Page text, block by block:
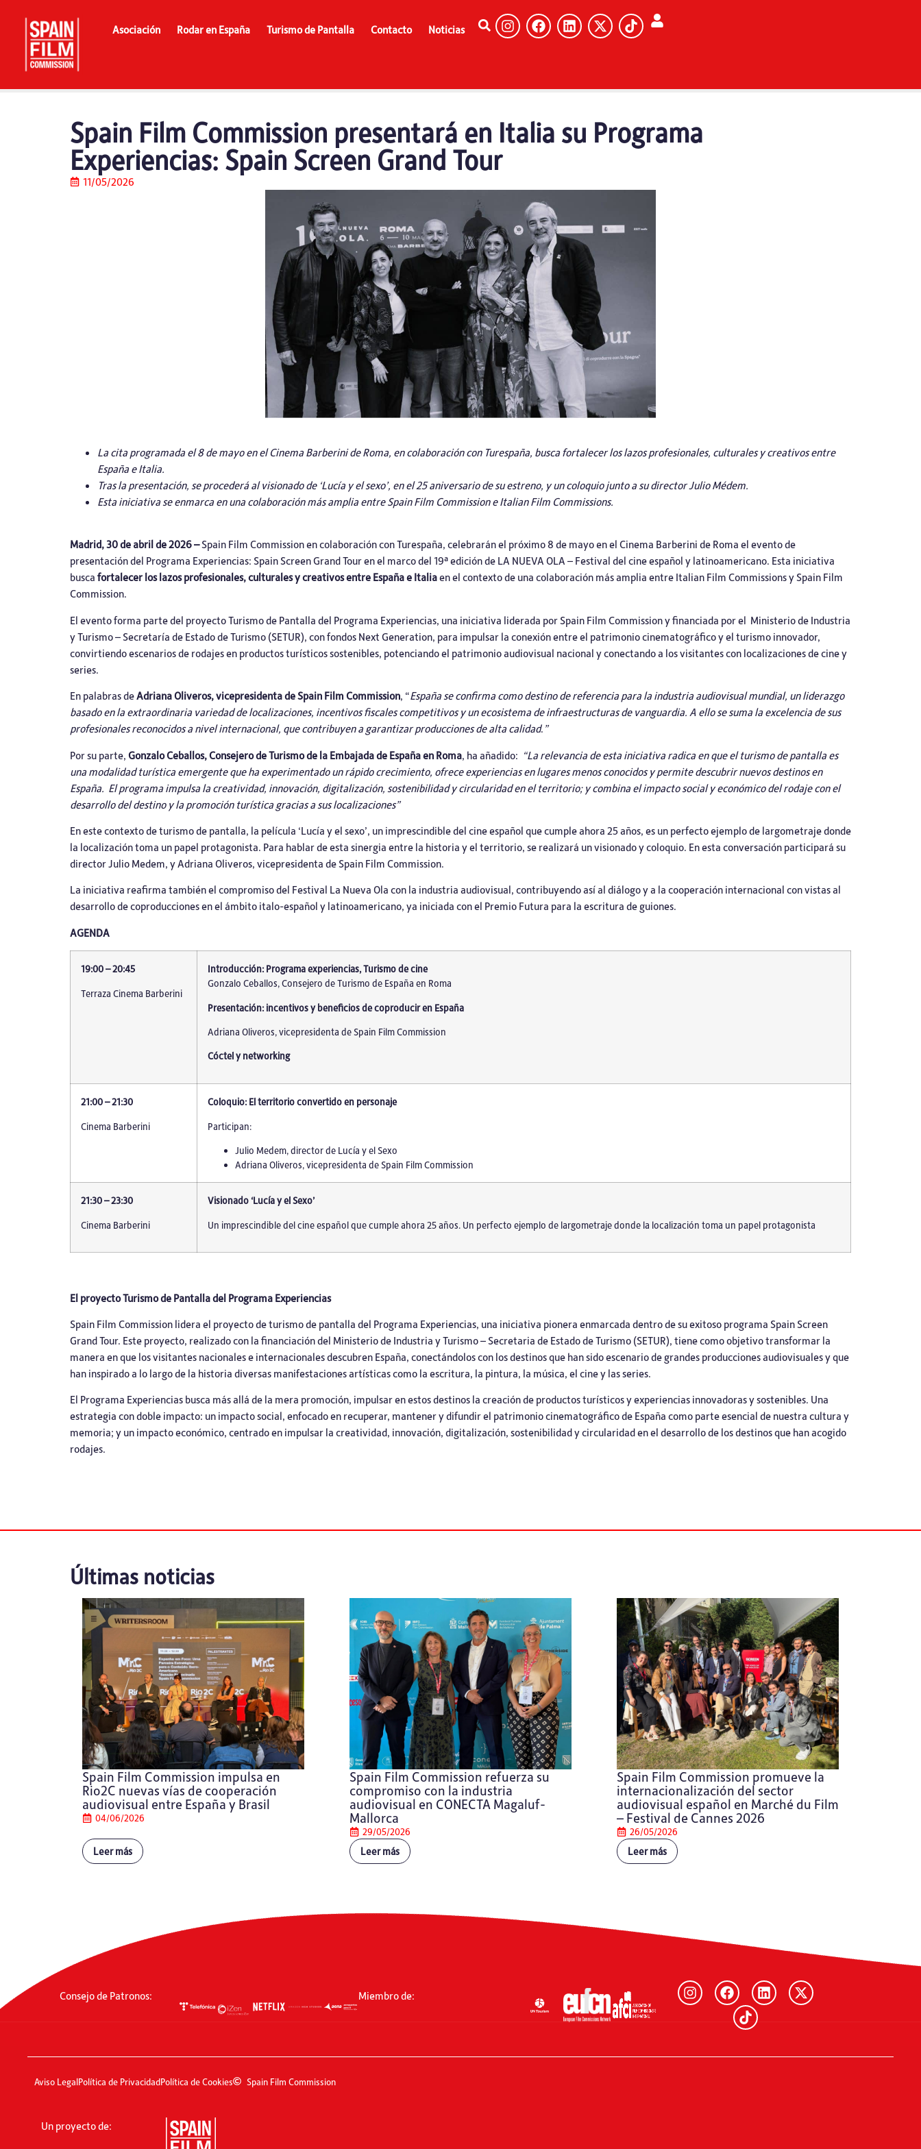
Asociación Rodar en España Turismo de Pantalla Contacto Noticias
Spain Film Commission presentará en Italia su Programa
Experiencias: Spain Screen Grand Tour
11/05/2026
La cita programada el 8 de mayo en el Cinema Barberini de Roma, en colaboración con Turespaña, busca fortalecer los lazos profesionales, culturales y creativos entre
España e Italia.
Tras la presentación, se procederá al visionado de ‘Lucía y el sexo’, en el 25 aniversario de su estreno, y un coloquio junto a su director Julio Médem.
Esta iniciativa se enmarca en una colaboración más amplia entre Spain Film Commission e Italian Film Commissions.
Madrid, 30 de abril de 2026 –Spain Film Commissionen colaboración conTurespaña, celebrarán el próximo 8 de mayo en el Cinema Barberini de Roma el evento de
presentación del Programa Experiencias: Spain Screen Grand Tour en el marco del 19ª edición de LA NUEVA OLA – Festival del cine español y latinoamericano. Esta iniciativa
busca fortalecer los lazos profesionales, culturales y creativos entre España e Italiaen el contexto de una colaboración más amplia entre Italian Film Commissions y Spain Film
Commission.
El evento forma parte del proyecto Turismo de Pantalla del Programa Experiencias, una iniciativa liderada por Spain Film Commission y financiada por el Ministerio de Industria
y Turismo – Secretaría de Estado de Turismo (SETUR), con fondos Next Generation, para impulsar la conexión entre el patrimonio cinematográfico y el turismo innovador,
convirtiendo escenarios de rodajes en productos turísticos sostenibles, potenciando el patrimonio audiovisual nacional y conectando a los visitantes con localizaciones de cine y
series.
En palabras deAdriana Oliveros, vicepresidenta de Spain Film Commission, “España se confirma como destino de referencia para la industria audiovisual mundial, un liderazgo
basado en la extraordinaria variedad de localizaciones, incentivos fiscales competitivos y un ecosistema de infraestructuras de vanguardia. A ello se suma la excelencia de sus
profesionales reconocidos a nivel internacional, que contribuyen a garantizar producciones de alta calidad. ”
Por su parte, Gonzalo Ceballos, Consejero de Turismo de la Embajada de España en Roma, ha añadido: “La relevancia deesta iniciativa radica en que el turismo de pantalla es
una modalidad turística emergente que ha experimentado un rápido crecimiento, ofrece experiencias en lugares menos conocidos y permite descubrir nuevos destinos en
España. El programa impulsa la creatividad, innovación, digitalización, sostenibilidad y circularidad en el territorio; y combina el impacto social y económico del rodaje con el
desarrollo del destino y la promoción turística gracias a sus localizaciones”
En este contexto de turismo de pantalla, la película ‘Lucía y el sexo’, un imprescindible del cine español que cumple ahora 25 años, es un perfecto ejemplo de largometraje donde
la localización toma un papel protagonista. Para hablar de esta sinergia entre la historia y el territorio, se realizará un visionado y coloquio. En esta conversación participará su
director Julio Medem, y Adriana Oliveros, vicepresidenta de Spain Film Commission.
La iniciativa reafirma también el compromiso del Festival La Nueva Ola con la industria audiovisual, contribuyendo así al diálogo y a la cooperación internacional con vistas al
desarrollo de coproducciones en el ámbito italo-español y latinoamericano, ya iniciada con el Premio Futura para la escritura de guiones.
AGENDA
19:00 – 20:45
Terraza Cinema Barberini
Introducción: Programa experiencias, Turismo de cine
Gonzalo Ceballos, Consejero de Turismo de España en Roma
Presentación: incentivos y beneficios de coproducir en España
Adriana Oliveros, vicepresidenta de Spain Film Commission
Cóctel y networking
21:00 – 21:30
Cinema Barberini
Coloquio: El territorio convertido en personaje
Participan:
Julio Medem, director de Lucía y el Sexo
Adriana Oliveros, vicepresidenta de Spain Film Commission
21:30 – 23:30
Cinema Barberini
Visionado ‘Lucía y el Sexo’
Un imprescindible del cine español que cumple ahora 25 años. Un perfecto ejemplo de largometraje donde la localización toma un papel protagonista
El proyecto Turismo de Pantalla del Programa Experiencias
Spain Film Commission lidera el proyecto de turismo de pantalla del Programa Experiencias, una iniciativa pionera enmarcada dentro de su exitoso programa Spain Screen
Grand Tour. Este proyecto, realizado con la financiación del Ministerio de Industria y Turismo – Secretaria de Estado de Turismo (SETUR), tiene como objetivo transformar la
manera en que los visitantes nacionales e internacionales descubren España, conectándolos con los destinos que han sido escenario de grandes producciones audiovisuales y que
han inspirado a lo largo de la historia diversas manifestaciones artísticas como la escritura, la pintura, la música, el cine y las series.
El Programa Experiencias busca más allá de la mera promoción, impulsar en estos destinos la creación de productos turísticos y experiencias innovadoras y sostenibles. Una
estrategia con doble impacto: un impacto social, enfocado en recuperar, mantener y difundir el patrimonio cinematográfico de España como parte esencial de nuestra cultura y
memoria; y un impacto económico, centrado en impulsar la creatividad, innovación, digitalización, sostenibilidad y circularidad en el desarrollo de los destinos que han acogido
rodajes.
Últimas noticias
Spain Film Commission impulsa en
Rio2C nuevas vías de cooperación
audiovisual entre España y Brasil
04/06/2026
Leer más
Spain Film Commission refuerza su
compromiso con la industria
audiovisual en CONECTA Magaluf-
Mallorca
29/05/2026
Leer más
Spain Film Commission promueve la
internacionalización del sector
audiovisual español en Marché du Film
– Festival de Cannes 2026
26/05/2026
Leer más
Consejo de Patronos: Miembro de:
Aviso LegalPolítica de PrivacidadPolítica de Cookies Spain Film Commission
Un proyecto de: